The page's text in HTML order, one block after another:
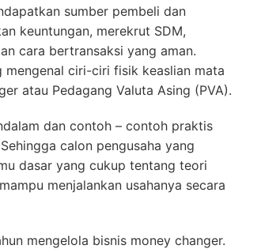
sumber pembeli dan
keuntungan, merekrut SDM,
cara bertransaksi yang aman.
ciri-ciri fisik keaslian mata
atau Pedagang Valuta Asing (PVA).
dan contoh – contoh praktis
calon pengusaha yang
dasar yang cukup tentang teori
menjalankan usahanya secara
mengelola bisnis money changer.